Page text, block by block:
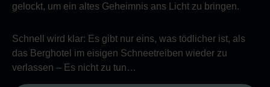
gelockt, um ein altes Geheimnis ans Licht zu bringen.
Schnell wird klar: Es gibt nur eins, was tödlicher ist, als
das Berghotel im eisigen Schneetreiben wieder zu
verlassen – Es nicht zu tun…